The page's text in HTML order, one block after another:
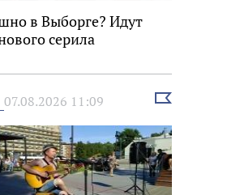
в Выборге? Идут
серила
07.08.2026 11:09
Выбрать